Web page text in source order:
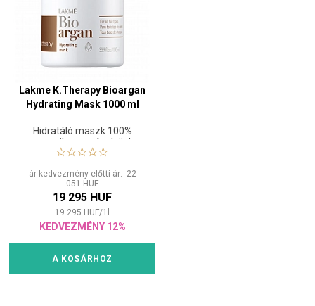
Lakme K.Therapy Bioargan
Hydrating Mask 1000 ml
Hidratáló maszk 100%
organikus argánolajjal
ár kedvezmény előtti ár:22
051 HUF
19 295 HUF
19 295 HUF/1
KEDVEZMÉNY 12%
A KOSÁRHOZ